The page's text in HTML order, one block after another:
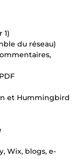
1)
du réseau)
et Hummingbird
Wix, blogs, e-